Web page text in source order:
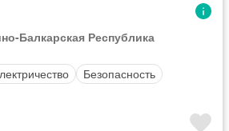
Балкарская Республика
Безопасность